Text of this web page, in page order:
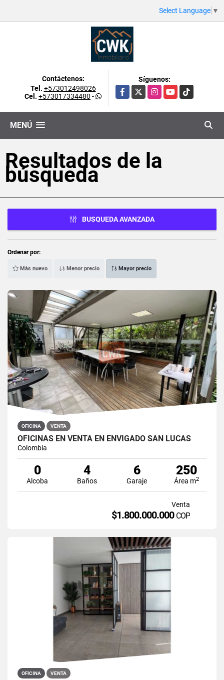
Select Language ▼
Contáctenos:
Tel. +573012498026
Cel. +573017334480 -
Síguenos:
Facebook
X InstagramYouTubeTikTok
MENÚ
Resultados de la
búsqueda
BUSQUEDA AVANZADA
Ordenar por:
Más nuevo Menor precio Mayor precio
OFICINA VENTA
OFICINAS EN VENTA EN ENVIGADO SAN LUCAS
Colombia
0
Alcoba
4
Baños
6
Garaje
250
Área m2
Venta
$1.800.000.000 COP
OFICINA VENTA